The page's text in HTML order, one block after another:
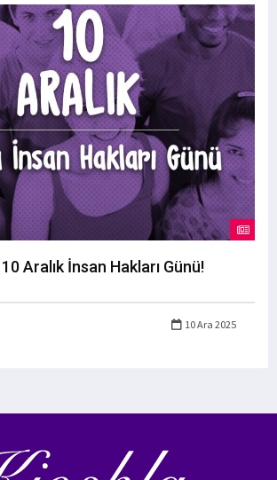
Aralık İnsan Hakları Günü!
10 Ara 2025